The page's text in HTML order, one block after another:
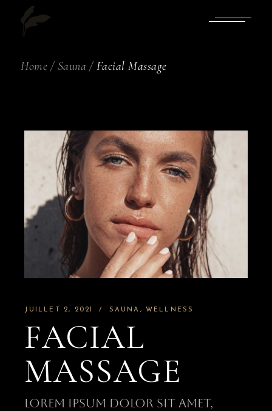
Home Sauna Facial Massage
JUILLET 2, 2021 SAUNA WELLNESS
FACIAL
MASSAGE
Lorem ipsum dolor sit amet,